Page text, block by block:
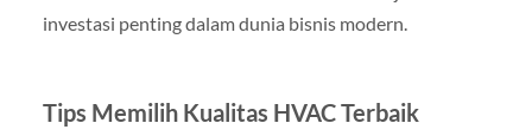
investasi penting dalam dunia bisnis modern.
Tips Memilih Kualitas HVAC Terbaik